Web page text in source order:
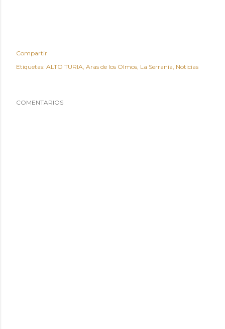
Compartir
Etiquetas: ALTO TURIA Aras de los Olmos La Serranía Noticias
COMENTARIOS